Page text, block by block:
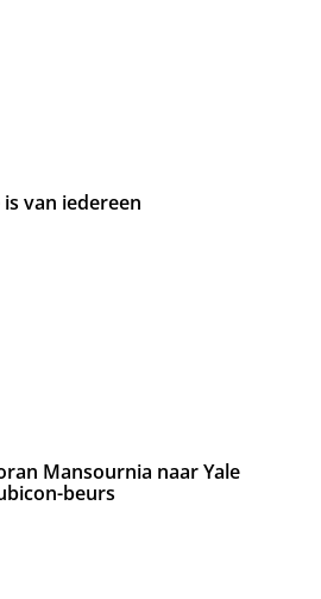
van iedereen
Mansournia naar Yale
beurs